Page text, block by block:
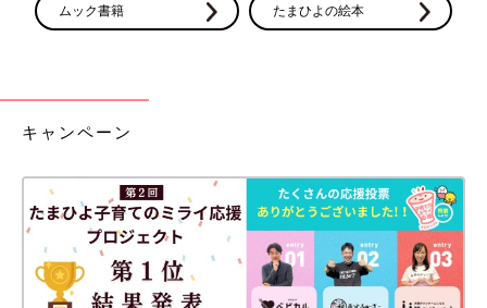
ムック書籍 たまひよの絵本
キャンペーン